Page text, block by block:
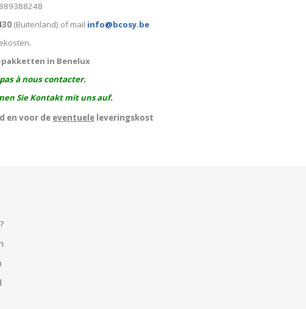
(Buitenland) of mail info@bcosy.be
.
in Benelux
à nous contacter.
Sie Kontakt mit uns auf.
en voor de eventuele leveringskost